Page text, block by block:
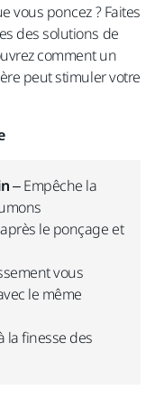
vous poncez ? Faites
des solutions de
comment un
peut stimuler votre
– Empêche la
le ponçage et
vous
le même
la finesse des